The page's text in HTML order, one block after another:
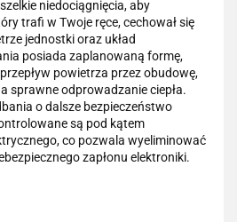
niedociągnięcia, aby
trafi w Twoje ręce, cechował się
jednostki oraz układ
posiada zaplanowaną formę,
powietrza przez obudowę,
sprawne odprowadzanie ciepła.
o dalsze bezpieczeństwo
są pod kątem
co pozwala wyeliminować
zapłonu elektroniki.